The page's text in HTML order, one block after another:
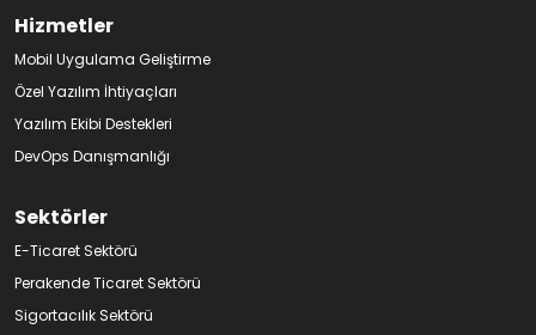
Hizmetler
Mobil Uygulama Geliştirme
Özel Yazılım İhtiyaçları
Yazılım Ekibi Destekleri
DevOps Danışmanlığı
Sektörler
E-Ticaret Sektörü
Perakende Ticaret Sektörü
Sigortacılık Sektörü